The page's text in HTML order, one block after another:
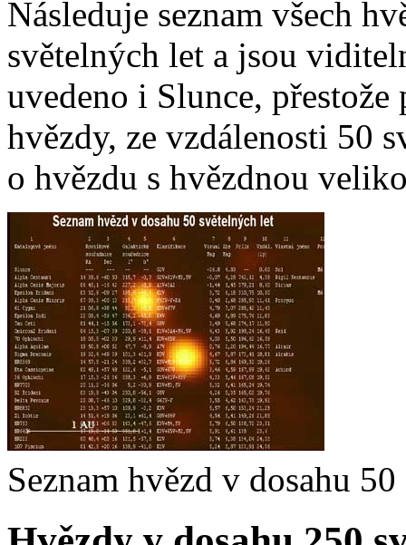
Následuje seznam všech
světelných let a jsou
uvedeno i Slunce,
hvězdy, ze vzdálenosti 50
o hvězdu s hvězdnou
Seznam hvězd v dosahu